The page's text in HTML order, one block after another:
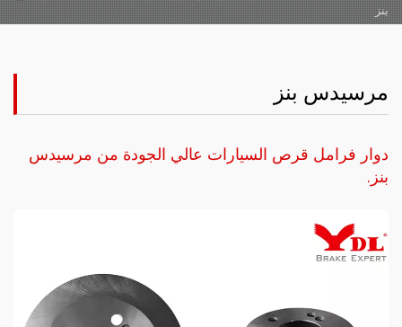
بنز
مرسيدس بنز
دوار فرامل قرص السيارات عالي الجودة من مرسيدس
بنز.